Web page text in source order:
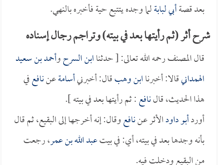
بعد قصةأبي لبابةلما وجده يتتبع حية فأخبره بالنهي.
شرح أثر (ثم رأيتها بعد في بيته) وتراجم رجال إسناده
قال المصنف رحمه الله تعالى: [ حدثناابن السرحوأحمد بن سعيد
الهمدانيقالا: أخبرناابن وهبقال: أخبرنيأسامةعننافعفي
هذا الحديث، قالنافع: ثم رأيتها بعد في بيته ].
أوردأبو داودالأثر عننافعوقال: إنه أخرجها إلى البقيع، ثم قال
بأنه وجدها بعد في بيته، أي: في بيتعبد الله بن عمر، رجعت